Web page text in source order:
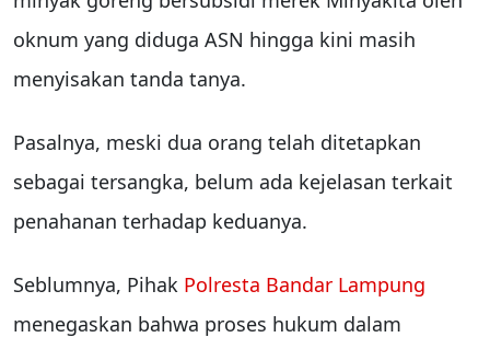
oknum yang diduga ASN hingga kini masih
menyisakan tanda tanya.
Pasalnya, meski dua orang telah ditetapkan
sebagai tersangka, belum ada kejelasan terkait
penahanan terhadap keduanya.
Seblumnya, Pihak Polresta Bandar Lampung
menegaskan bahwa proses hukum dalam